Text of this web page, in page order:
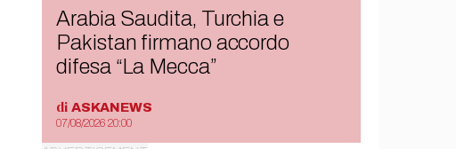
Arabia Saudita, Turchia e
Pakistan firmano accordo
difesa “La Mecca”
di ASKANEWS
07/08/2026 20:00